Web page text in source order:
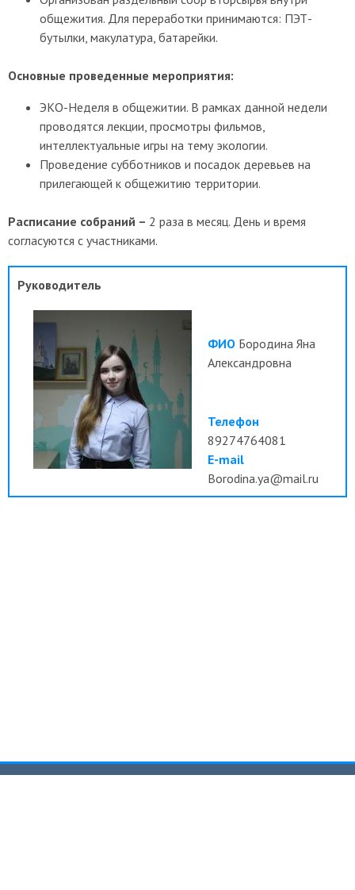
общежития. Для переработки принимаются: ПЭТ-
бутылки, макулатура, батарейки.
Основные проведенные мероприятия:
ЭКО-Неделя в общежитии. В рамках данной недели
проводятся лекции, просмотры фильмов,
интеллектуальные игры на тему экологии.
Проведение субботников и посадок деревьев на
прилегающей к общежитию территории.
Расписание собраний – 2 раза в месяц. День и время
согласуются с участниками.
Руководитель
ФИО Бородина Яна
Александровна
Телефон
89274764081
E-mail
Borodina.ya@mail.ru